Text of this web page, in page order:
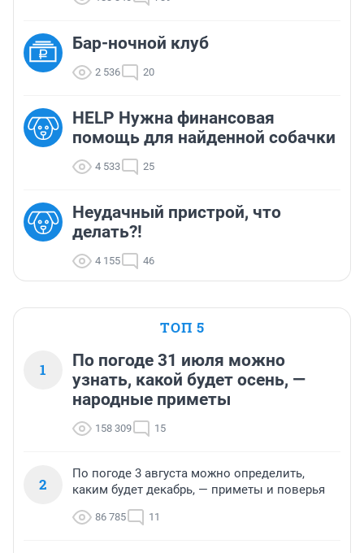
Бар-ночной клуб
2 536 20
HELP Нужна финансовая
помощь для найденной собачки
4 533 25
Неудачный пристрой, что
делать?!
4 155 46
ТОП 5
1
По погоде 31 июля можно
узнать, какой будет осень, —
народные приметы
158 309 15
2
По погоде 3 августа можно определить,
каким будет декабрь, — приметы и поверья
86 785 11